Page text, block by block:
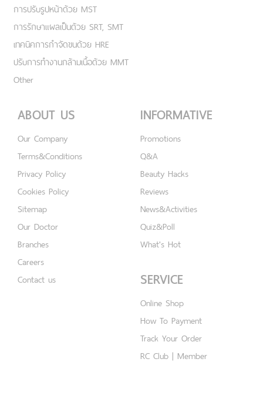
การปรับรูปหน้าด้วย MST
การรักษาแผลเป็นด้วย SRT, SMT
เทคนิคการกำจัดขนด้วย HRE
ปรับการทำงานกล้ามเนื้อด้วย MMT
Other
ABOUT US
Our Company
Terms&Conditions
Privacy Policy
Cookies Policy
Sitemap
Our Doctor
Branches
Careers
Contact us
INFORMATIVE
Promotions
Q&A
Beauty Hacks
Reviews
News&Activities
Quiz&Poll
What's Hot
SERVICE
Online Shop
How To Payment
Track Your Order
RC Club | Member